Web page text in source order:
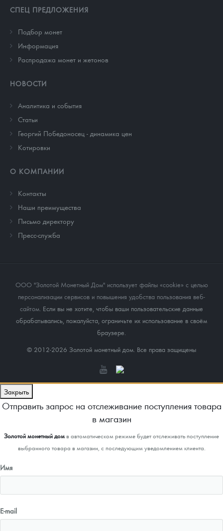
СПЕЦ ПРЕДЛОЖЕНИЯ
Подбор монет
Информация
Распродажа монет и жетонов
НОВОСТИ
Аналитика и события
Cтатьи
Георгий Победоносец - динамика цен
Котировки
О КОМПАНИИ
Контакты
Наши преимущества
Письмо директору
Пресс-служба
ООО "Золотой Монетный Дом" использует файлы «cookie» с целью
персонализации сервисов и повышения удобства пользования веб-
сайтом. Если вы не хотите, чтобы ваши пользовательские данные
обрабатывались, пожалуйста, ограничьте их использование в своём
браузере.
© 2012-2026 Золотой монетный дом. Все права защищены
Закрыть
Отправить запрос на отслеживание поступления товара
в магазин
Золотой монетный домв автоматическом режиме будет отслеживать поступление
выбранного товара в магазин, с последующим уведомлением клиента.
Имя
E-mail